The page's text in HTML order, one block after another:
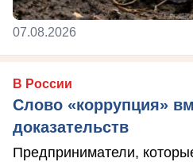
07.08.2026
В России
Слово «коррупция»
доказательств
Предприниматели,